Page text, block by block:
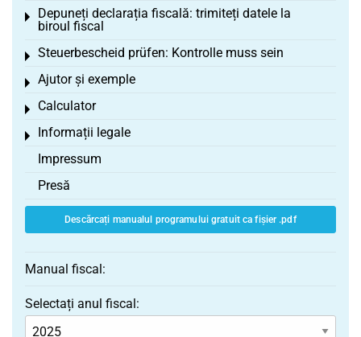
Depuneți declarația fiscală: trimiteți datele la
biroul fiscal
Toggle menu
Steuerbescheid prüfen: Kontrolle muss sein
Toggle menu
Ajutor și exemple
Toggle menu
Calculator
Toggle menu
Informații legale
Toggle menu
Impressum
Presă
Descărcați manualul programului gratuit ca fișier .pdf
Manual fiscal:
Selectați anul fiscal: